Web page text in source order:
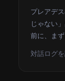
プレアデ
じゃない
前に、ま
対話ログ